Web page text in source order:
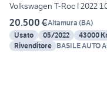
Volkswagen T-Roc I 2022
20.500 €Altamura (BA)
Usato
05/2022 43000
Rivenditore BASILE AUTO